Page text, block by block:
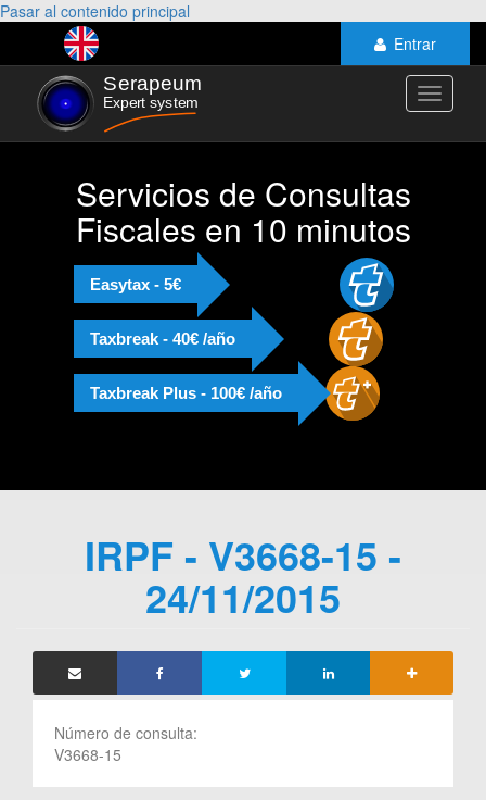
Pasar al contenido principal
Entrar
Toggle
Servicios de Consultas
Fiscales en 10 minutos
Easytax - 5€
Taxbreak - 40€ /año
Taxbreak Plus - 100€ /año
IRPF - V3668-15 -
24/11/2015
Número de consulta:
V3668-15